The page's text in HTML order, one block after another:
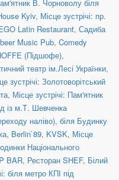
В. Чорноволу біля
Kyiv, Місце зустрічі: пр.
Latin Restaurant, Садиба
Music Pub, Comedy
(Підшофе),
театр ім.Лесі Українки,
зустрічі: Золотоворітський
, Місце зустрічі: Пам'ятник
із м.Т. Шевченка
наліво), біля Будинку
, Berlin`89, KVSK, Місце
Національного
BAR, Ресторан SHEF, Білий
біля метро КПІ під